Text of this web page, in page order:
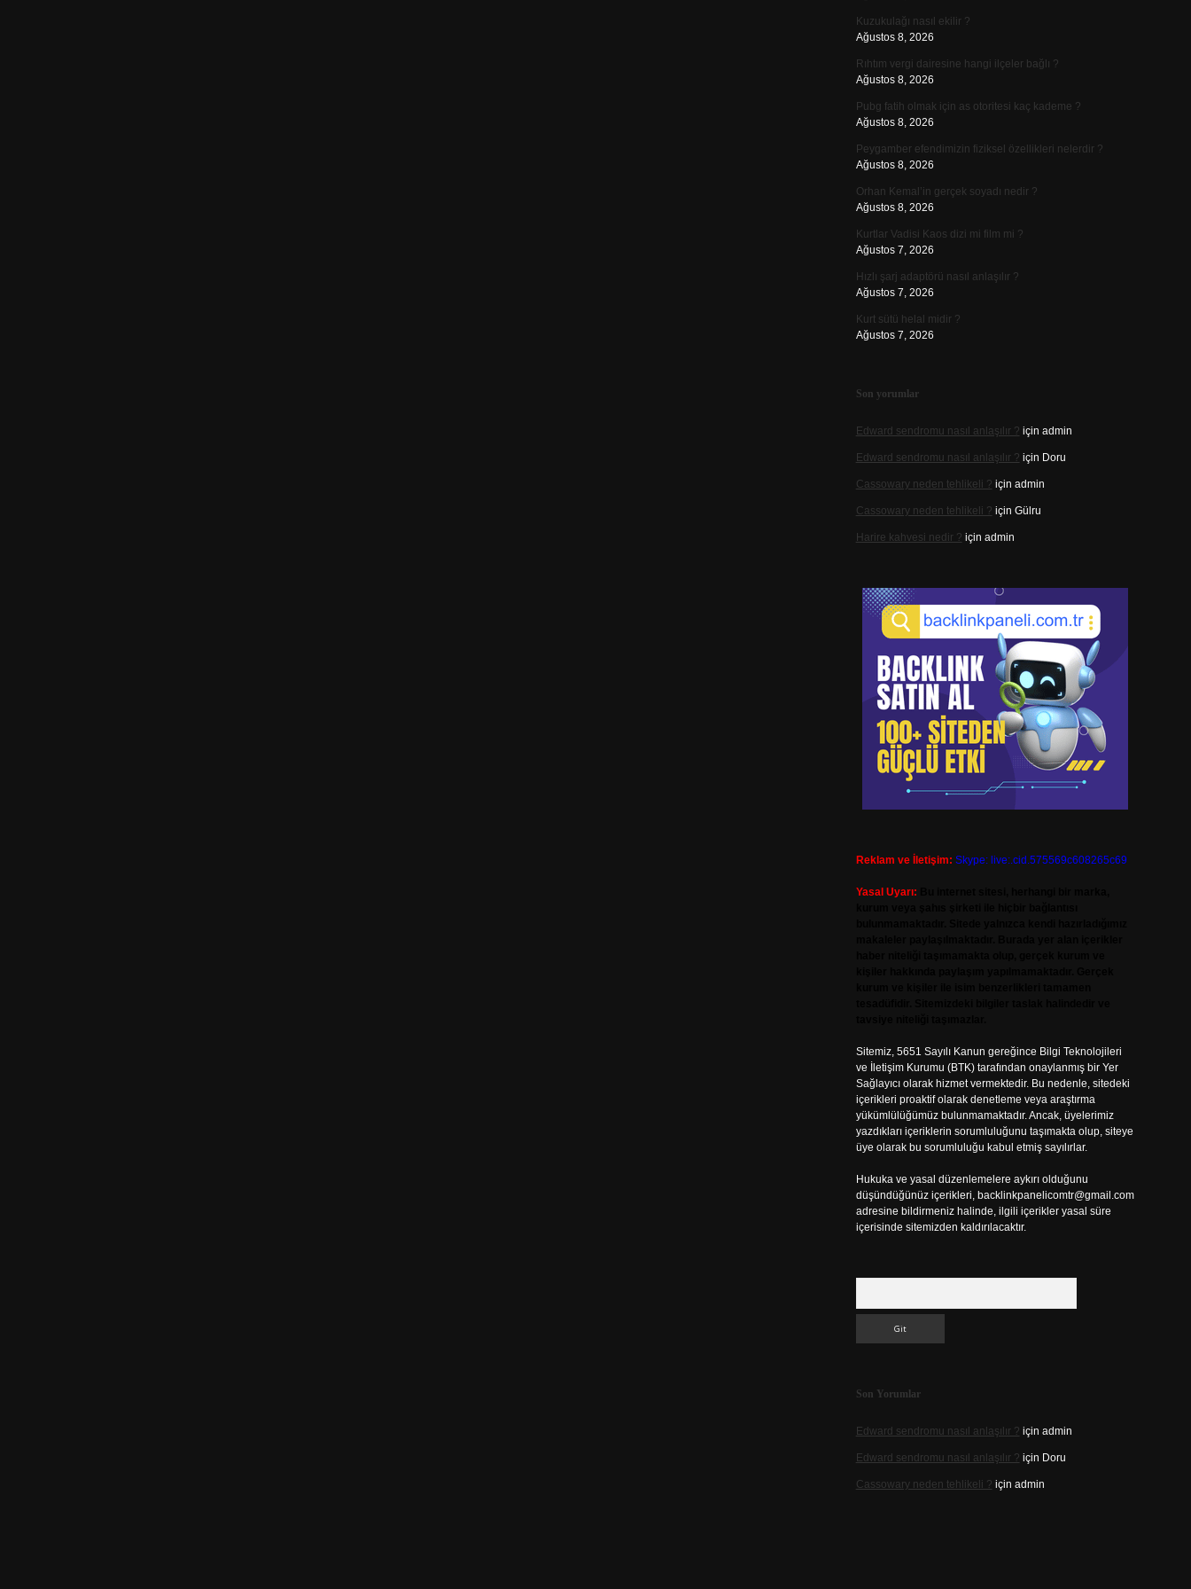
Kuzukulağı nasıl ekilir ?
Ağustos 8, 2026
Rıhtım vergi dairesine hangi ilçeler bağlı ?
Ağustos 8, 2026
Pubg fatih olmak için as otoritesi kaç kademe ?
Ağustos 8, 2026
Peygamber efendimizin fiziksel özellikleri nelerdir ?
Ağustos 8, 2026
Orhan Kemal’in gerçek soyadı nedir ?
Ağustos 8, 2026
Kurtlar Vadisi Kaos dizi mi film mi ?
Ağustos 7, 2026
Hızlı şarj adaptörü nasıl anlaşılır ?
Ağustos 7, 2026
Kurt sütü helal midir ?
Ağustos 7, 2026
Son yorumlar
Edward sendromu nasıl anlaşılır ? için admin
Edward sendromu nasıl anlaşılır ? için Doru
Cassowary neden tehlikeli ? için admin
Cassowary neden tehlikeli ? için Gülru
Harire kahvesi nedir ? için admin
Reklam ve İletişim: Skype: live:.cid.575569c608265c69
Yasal Uyarı:
Sitemiz, 5651 Sayılı Kanun gereğince Bilgi Teknolojileri
ve İletişim Kurumu (BTK) tarafından onaylanmış bir Yer
Sağlayıcı olarak hizmet vermektedir. Bu nedenle, sitedeki
içerikleri proaktif olarak denetleme veya araştırma
yükümlülüğümüz bulunmamaktadır. Ancak, üyelerimiz
yazdıkları içeriklerin sorumluluğunu taşımakta olup, siteye
üye olarak bu sorumluluğu kabul etmiş sayılırlar.
Hukuka ve yasal düzenlemelere aykırı olduğunu
düşündüğünüz içerikleri, backlinkpanelicomtr@gmail.com
adresine bildirmeniz halinde, ilgili içerikler yasal süre
içerisinde sitemizden kaldırılacaktır.
Son Yorumlar
Edward sendromu nasıl anlaşılır ? için admin
Edward sendromu nasıl anlaşılır ? için Doru
Cassowary neden tehlikeli ? için admin